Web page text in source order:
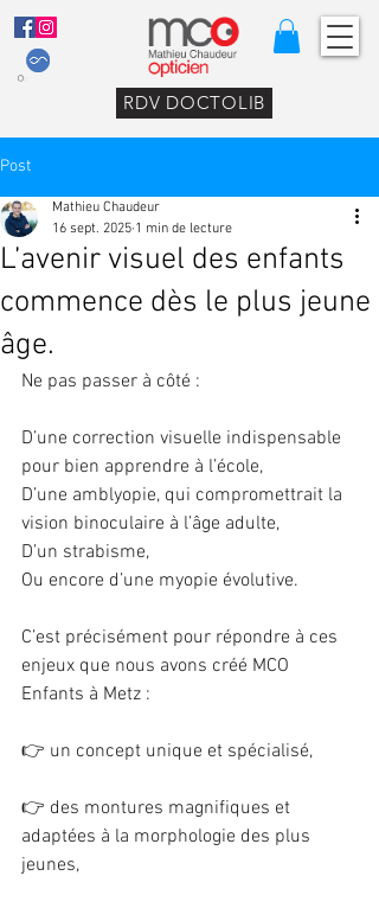
RDV DOCTOLIB
Post
L’avenir visuel des enfants
commence dès le plus jeune
âge.
Mathieu Chaudeur
16 sept. 2025 1 min de lecture
Ne pas passer à côté :
D’une correction visuelle indispensable
pour bien apprendre à l’école,
D’une amblyopie, qui compromettrait la
vision binoculaire à l’âge adulte,
D’un strabisme,
Ou encore d’une myopie évolutive.
C’est précisément pour répondre à ces
enjeux que nous avons créé MCO
Enfants à Metz :
👉 un concept unique et spécialisé,
👉 des montures magnifiques et
adaptées à la morphologie des plus
jeunes,